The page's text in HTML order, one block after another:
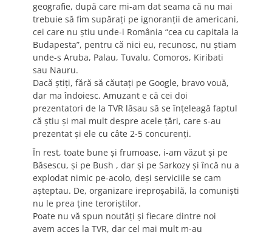
geografie, după care mi-am dat seama că nu mai
trebuie să fim supăraţi pe ignoranţii de americani,
cei care nu ştiu unde-i România “cea cu capitala la
Budapesta”, pentru că nici eu, recunosc, nu ştiam
unde-s Aruba, Palau, Tuvalu, Comoros, Kiribati
sau Nauru.
Dacă ştiţi, fără să căutaţi pe Google, bravo vouă,
dar ma îndoiesc. Amuzant e că cei doi
prezentatori de la TVR lăsau să se înţeleagă faptul
că ştiu şi mai mult despre acele ţări, care s-au
prezentat şi ele cu câte 2-5 concurenţi.
În rest, toate bune şi frumoase, i-am văzut şi pe
Băsescu, şi pe Bush , dar şi pe Sarkozy şi încă nu a
explodat nimic pe-acolo, deşi serviciile se cam
aşteptau. De, organizare ireproşabilă, la comunişti
nu le prea ţine teroriştilor.
Poate nu vă spun noutăţi şi fiecare dintre noi
avem acces la TVR, dar cel mai mult m-au